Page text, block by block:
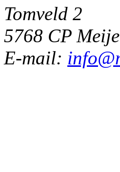
Tomveld 2
5768 CP
E-mail: